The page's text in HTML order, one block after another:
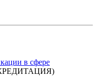
в сфере